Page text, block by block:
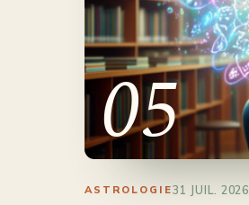
05
ASTROLOGIE31 JUIL. 2026